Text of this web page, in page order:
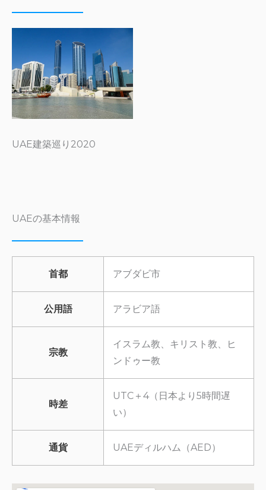
UAE建築巡り2020
UAEの基本情報
首都 アブダビ市
公用語 アラビア語
宗教
イスラム教、キリスト教、ヒ
ンドゥー教
時差
UTC＋4（日本より5時間遅
い）
通貨 UAEディルハム（AED）